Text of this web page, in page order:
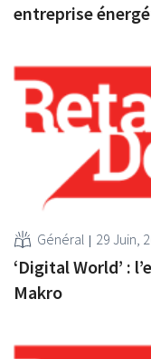
entreprise
Général 29 Juin,
‘Digital World’ :
Makro